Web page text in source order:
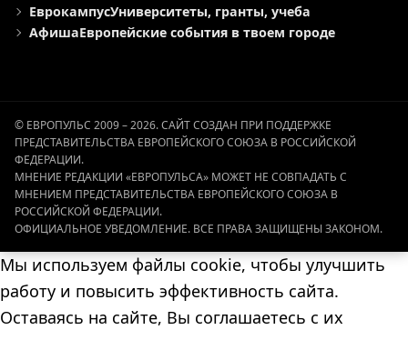
ЕврокампусУниверситеты, гранты, учеба
АфишаЕвропейские события в твоем городе
© ЕВРОПУЛЬС 2009 – 2026. САЙТ СОЗДАН ПРИ ПОДДЕРЖКЕ
ПРЕДСТАВИТЕЛЬСТВА ЕВРОПЕЙСКОГО СОЮЗА В РОССИЙСКОЙ
ФЕДЕРАЦИИ.
МНЕНИЕ РЕДАКЦИИ «ЕВРОПУЛЬСА» МОЖЕТ НЕ СОВПАДАТЬ С
МНЕНИЕМ ПРЕДСТАВИТЕЛЬСТВА ЕВРОПЕЙСКОГО СОЮЗА В
РОССИЙСКОЙ ФЕДЕРАЦИИ.
ОФИЦИАЛЬНОЕ УВЕДОМЛЕНИЕ. ВСЕ ПРАВА ЗАЩИЩЕНЫ ЗАКОНОМ.
Мы используем файлы cookie, чтобы улучшить
работу и повысить эффективность сайта.
Оставаясь на сайте, Вы соглашаетесь с их